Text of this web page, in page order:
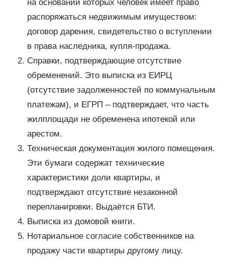
на основании которых человек имеет право
распоряжаться недвижимым имуществом:
договор дарения, свидетельство о вступлении
в права наследника, купля-продажа.
Справки, подтверждающие отсутствие
обременений. Это выписка из ЕИРЦ
(отсутствие задолженностей по коммунальным
платежам), и ЕГРП – подтверждает, что часть
жилплощади не обременена ипотекой или
арестом.
Техническая документация жилого помещения.
Эти бумаги содержат технические
характеристики доли квартиры, и
подтверждают отсутствие незаконной
перепланировки. Выдаётся БТИ.
Выписка из домовой книги.
Нотариальное согласие собственников на
продажу части квартиры другому лицу.